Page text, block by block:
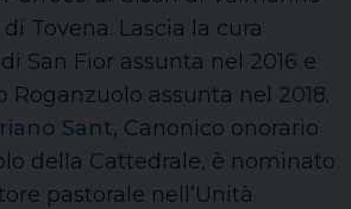
Tovena. Lascia la cura
San Fior assunta nel 2016 e
Roganzuolo assunta nel 2018.
Sant, Canonico onorario
della Cattedrale, è nominato
pastorale nell’Unità